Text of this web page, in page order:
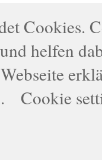
Cookies.
helfen
Cookie